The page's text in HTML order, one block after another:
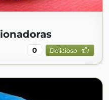
0 Delicioso